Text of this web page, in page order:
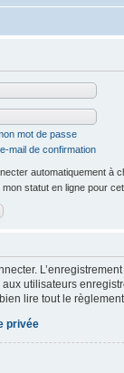
mot de passe
mail de confirmation
automatiquement à
mon statut en ligne pour
utilisateurs
lire tout le règlement
privée